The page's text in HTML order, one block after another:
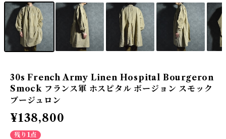
30s French Army Linen Hospital Bourgeron
Smock フランス軍 ホスピタル ボージョン スモック
ブージュロン
¥138,800
残り1点